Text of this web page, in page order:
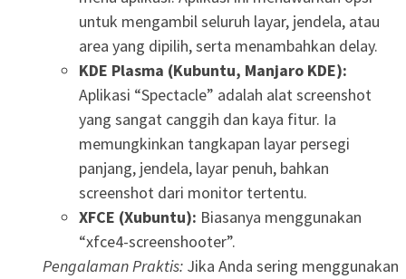
untuk mengambil seluruh layar, jendela, atau
area yang dipilih, serta menambahkan delay.
KDE Plasma (Kubuntu, Manjaro KDE):
Aplikasi “Spectacle” adalah alat screenshot
yang sangat canggih dan kaya fitur. Ia
memungkinkan tangkapan layar persegi
panjang, jendela, layar penuh, bahkan
screenshot dari monitor tertentu.
XFCE (Xubuntu): Biasanya menggunakan
“xfce4-screenshooter”.
Pengalaman Praktis: Jika Anda sering menggunakan